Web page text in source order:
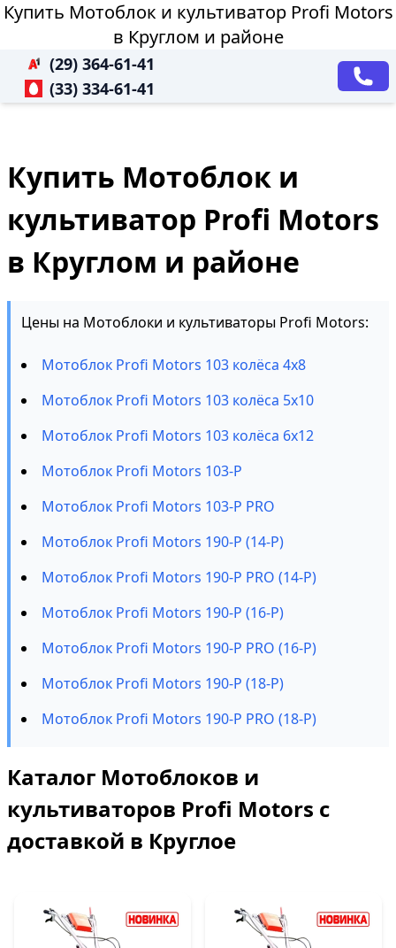
Купить Мотоблок и культиватор Profi Motors
в Круглом и районе
(29) 364-61-41
(33) 334-61-41
Купить Мотоблок и
культиватор Profi Motors
в Круглом и районе
Цены на Мотоблоки и культиваторы Profi Motors:
Мотоблок Profi Motors 103 колёса 4х8
Мотоблок Profi Motors 103 колёса 5х10
Мотоблок Profi Motors 103 колёса 6х12
Мотоблок Profi Motors 103-P
Мотоблок Profi Motors 103-P PRO
Мотоблок Profi Motors 190-P (14-P)
Мотоблок Profi Motors 190-P PRO (14-P)
Мотоблок Profi Motors 190-P (16-P)
Мотоблок Profi Motors 190-P PRO (16-P)
Мотоблок Profi Motors 190-P (18-P)
Мотоблок Profi Motors 190-P PRO (18-P)
Каталог Мотоблоков и
культиваторов Profi Motors с
доставкой в Круглое